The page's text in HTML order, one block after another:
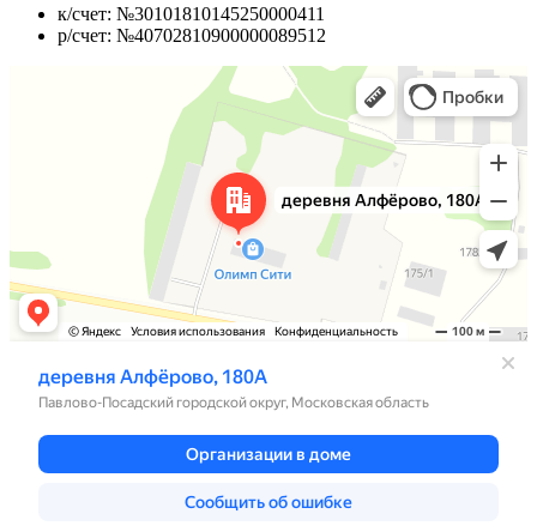
к/счет: №30101810145250000411
р/счет: №40702810900000089512